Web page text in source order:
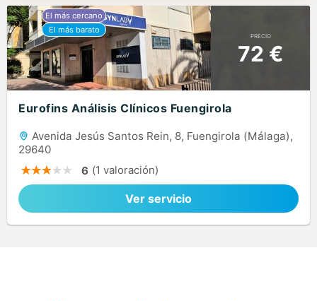
PRECIO
72 €
Eurofins Análisis Clínicos Fuengirola
Avenida Jesús Santos Rein, 8, Fuengirola (Málaga),
29640
6 (1 valoración)
Ver servicio